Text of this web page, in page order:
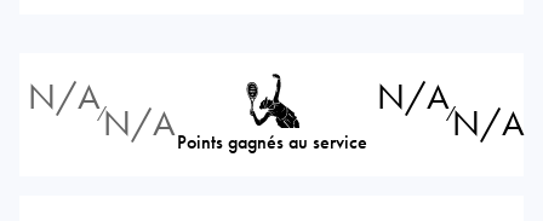
N/A⁄N/APoints gagnés au service
N/A⁄N/A